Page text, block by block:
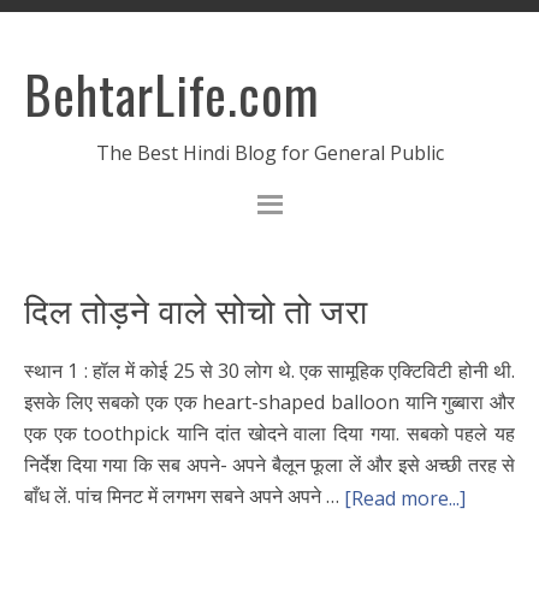
BehtarLife.com
The Best Hindi Blog for General Public
दिल तोड़ने वाले सोचो तो जरा
स्थान 1 : हॉल में कोई 25 से 30 लोग थे. एक सामूहिक एक्टिविटी होनी थी.
इसके लिए सबको एक एक heart-shaped balloon यानि गुब्बारा और
एक एक toothpick यानि दांत खोदने वाला दिया गया. सबको पहले यह
निर्देश दिया गया कि सब अपने- अपने बैलून फूला लें और इसे अच्छी तरह से
बाँध लें. पांच मिनट में लगभग सबने अपने अपने … [Read more...]